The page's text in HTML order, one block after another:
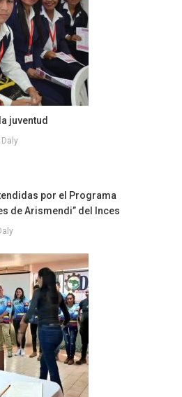
juventud
Daly
por el Programa
de Arismendi” del Inces